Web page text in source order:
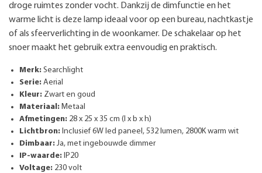
droge ruimtes zonder vocht. Dankzij de dimfunctie en het
warme licht is deze lamp ideaal voor op een bureau, nachtkastje
of als sfeerverlichting in de woonkamer. De schakelaar op het
snoer maakt het gebruik extra eenvoudig en praktisch.
Merk: Searchlight
Serie: Aerial
Kleur: Zwart en goud
Materiaal: Metaal
Afmetingen: 28 x 25 x 35 cm (l x b x h)
Lichtbron: Inclusief 6W led paneel, 532 lumen, 2800K warm wit
Dimbaar: Ja, met ingebouwde dimmer
IP-waarde: IP20
Voltage: 230 volt